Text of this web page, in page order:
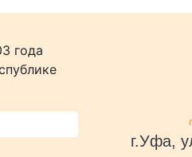
года
г.Уфа,